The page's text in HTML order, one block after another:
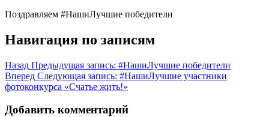
Поздравляем #НашиЛучшие победители
Навигация по записям
Назад Предыдущая запись: #НашиЛучшие победители
Вперед Следующая запись: #НашиЛучшие участники
фотоконкурса «Счатье жить!»
Добавить комментарий